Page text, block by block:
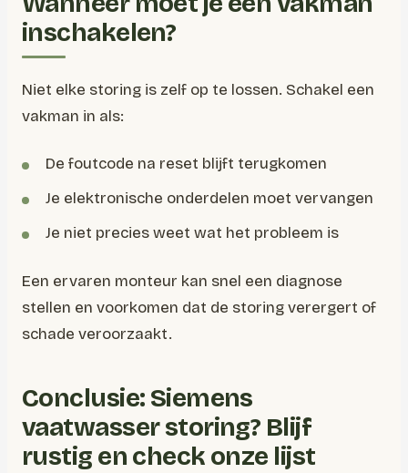
inschakelen?
Niet elke storing is zelf op te lossen. Schakel een
vakman in als:
De foutcode na reset blijft terugkomen
Je elektronische onderdelen moet vervangen
Je niet precies weet wat het probleem is
Een ervaren monteur kan snel een diagnose
stellen en voorkomen dat de storing verergert of
schade veroorzaakt.
Conclusie: Siemens
vaatwasser storing? Blijf
rustig en check onze lijst